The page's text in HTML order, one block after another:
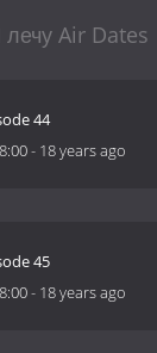
Air Dates
44
- 18 years ago
45
- 18 years ago